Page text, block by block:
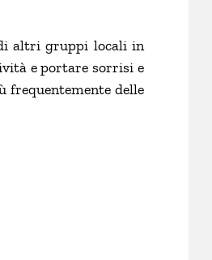
di altri gruppi locali in
e portare sorrisi e
frequentemente delle